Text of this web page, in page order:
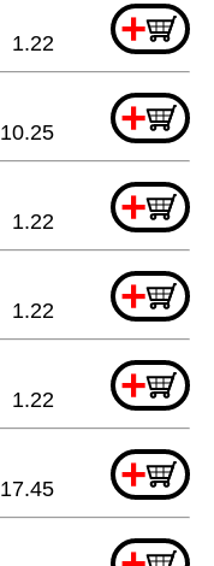
+
1.22
+
10.25
+
1.22
+
1.22
+
1.22
+
17.45